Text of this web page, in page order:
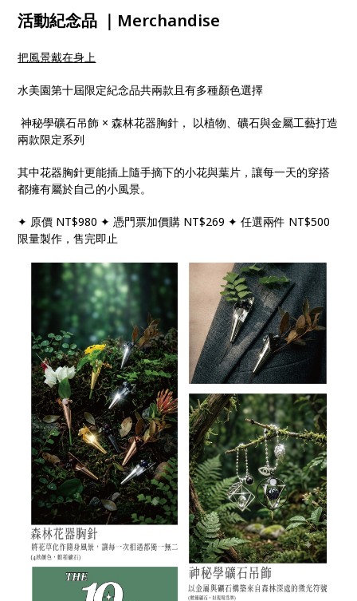
活動紀念品 ｜Merchandise
把風景戴在身上
水美園第十屆限定紀念品共兩款且有多種顏色選擇
神秘學礦石吊飾 × 森林花器胸針， 以植物、礦石與金屬工藝打造
兩款限定系列
其中花器胸針更能插上隨手摘下的小花與葉片，讓每一天的穿搭
都擁有屬於自己的小風景。
✦ 原價 NT$980 ✦ 憑門票加價購 NT$269 ✦ 任選兩件 NT$500
限量製作，售完即止